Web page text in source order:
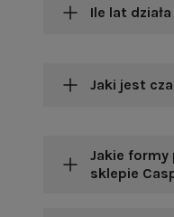
Ile lat
Jaki jest
Jakie formy
sklepie